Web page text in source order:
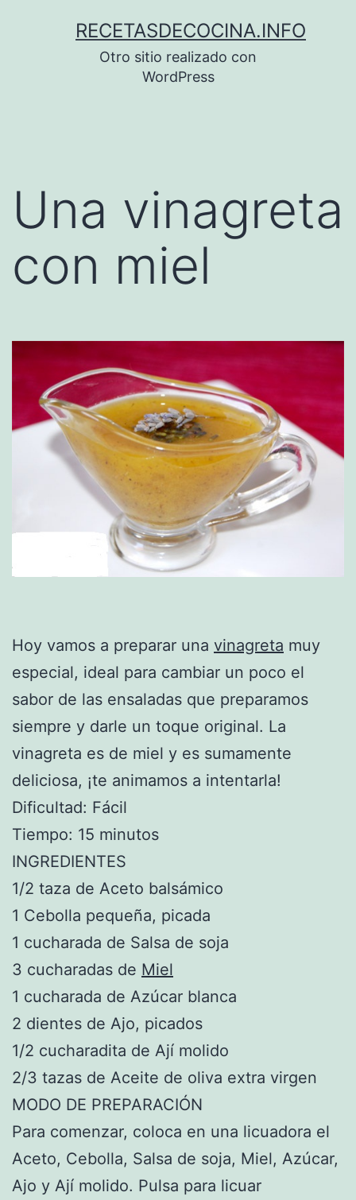
RECETASDECOCINA.INFO
Otro sitio realizado con
WordPress
Una vinagreta
con miel
Hoy vamos a preparar una vinagreta muy
especial, ideal para cambiar un poco el
sabor de las ensaladas que preparamos
siempre y darle un toque original. La
vinagreta es de miel y es sumamente
deliciosa, ¡te animamos a intentarla!
Dificultad: Fácil
Tiempo: 15 minutos
INGREDIENTES
1/2 taza de Aceto balsámico
1 Cebolla pequeña, picada
1 cucharada de Salsa de soja
3 cucharadas de Miel
1 cucharada de Azúcar blanca
2 dientes de Ajo, picados
1/2 cucharadita de Ají molido
2/3 tazas de Aceite de oliva extra virgen
MODO DE PREPARACIÓN
Para comenzar, coloca en una licuadora el
Aceto, Cebolla, Salsa de soja, Miel, Azúcar,
Ajo y Ají molido. Pulsa para licuar